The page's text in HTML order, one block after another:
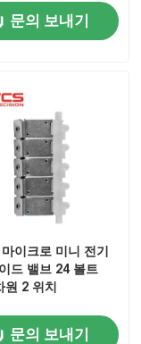
문의 보내기
이크로 미니 전기
드 밸브 24 볼트
원 2 위치
문의 보내기